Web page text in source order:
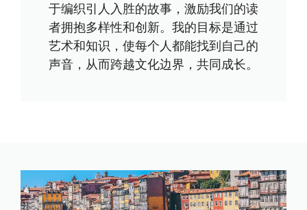
于编织引人入胜的故事，激励我们的读
者拥抱多样性和创新。我的目标是通过
艺术和知识，使每个人都能找到自己的
声音，从而跨越文化边界，共同成长。